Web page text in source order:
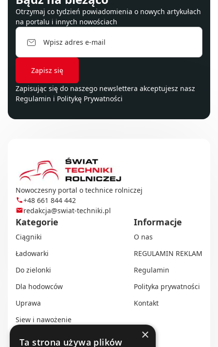
Otrzymaj co tydzień powiadomienia o nowych artykułach
na portalu i innych nowościach
Zapisując się do naszego newslettera akceptujesz nasz
Regulamin i Politykę Prywatności
Nowoczesny portal o technice rolniczej
+48 661 844 442
redakcja@swiat-techniki.pl
Kategorie
Ciągniki
Ładowarki
Do zielonki
Dla hodowców
Uprawa
Siew i nawożenie
Informacje
O nas
REGULAMIN REKLAM
Regulamin
Polityka prywatności
Kontakt
×
Ta strona używa plików